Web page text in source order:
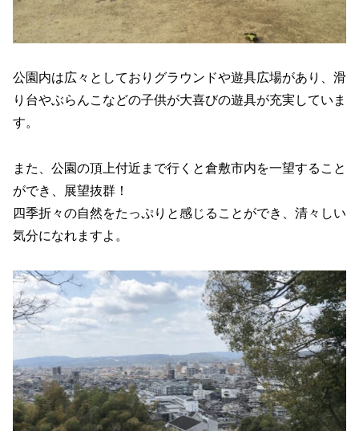
公園内は広々としておりグラウンドや遊具広場があり、滑
り台やぶらんこなどの子供が大喜びの遊具が充実していま
す。
また、公園の頂上付近まで行くと倉敷市内を一望すること
ができ、展望抜群！
四季折々の自然をたっぷりと感じることができ、清々しい
気分になれますよ。